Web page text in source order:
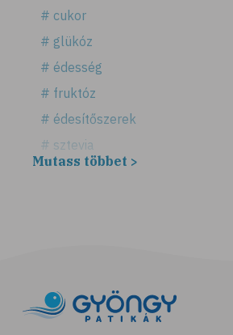
# cukor
# glükóz
# édesség
# fruktóz
# édesítőszerek
# sztevia
# fogadalom
# célkitűzés
# étkezési napló
Mutass többet >